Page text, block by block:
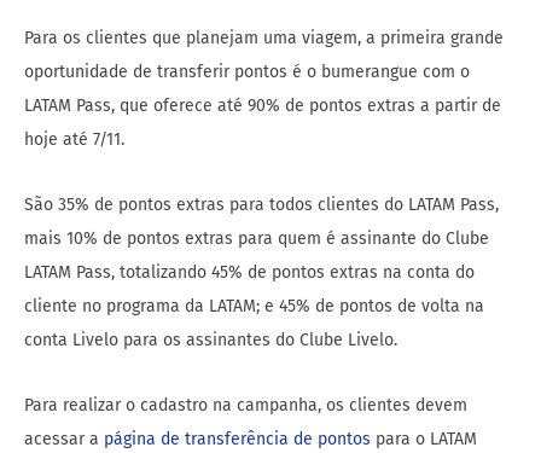
Para os clientes que planejam uma viagem, a primeira grande
oportunidade de transferir pontos é o bumerangue com o
LATAM Pass, que oferece até 90% de pontos extras a partir de
hoje até 7/11.
São 35% de pontos extras para todos clientes do LATAM Pass,
mais 10% de pontos extras para quem é assinante do Clube
LATAM Pass, totalizando 45% de pontos extras na conta do
cliente no programa da LATAM; e 45% de pontos de volta na
conta Livelo para os assinantes do Clube Livelo.
Para realizar o cadastro na campanha, os clientes devem
acessar a página de transferência de pontos para o LATAM